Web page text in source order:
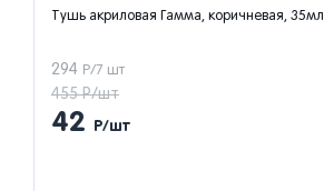
Тушь акриловая Гамма, коричневая, 35мл
294 Р/7 шт
455 Р/шт
42 Р/шт